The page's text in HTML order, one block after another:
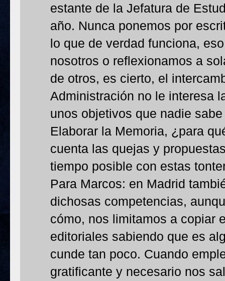
estante de la Jefatura de
año. Nunca ponemos por
lo que de verdad funciona,
nosotros o reflexionamos a
de otros, es cierto, el
Administración no le interesa
unos objetivos que nadie
Elaborar la Memoria, ¿para
cuenta las quejas y
tiempo posible con estas
Para Marcos: en Madrid
dichosas competencias,
cómo, nos limitamos a copiar
editoriales sabiendo que es
cunde tan poco. Cuando
gratificante y necesario nos